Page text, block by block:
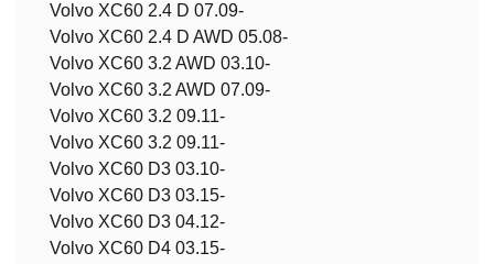
Volvo XC60 2.4 D 07.09-
Volvo XC60 2.4 D AWD 05.08-
Volvo XC60 3.2 AWD 03.10-
Volvo XC60 3.2 AWD 07.09-
Volvo XC60 3.2 09.11-
Volvo XC60 3.2 09.11-
Volvo XC60 D3 03.10-
Volvo XC60 D3 03.15-
Volvo XC60 D3 04.12-
Volvo XC60 D4 03.15-